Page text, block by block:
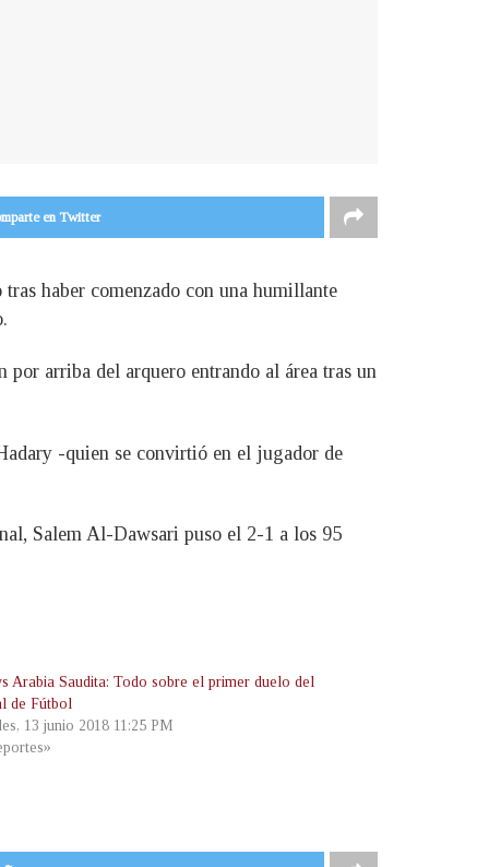
en Twitter
haber comenzado con una humillante
arriba del arquero entrando al área tras un
-quien se convirtió en el jugador de
Salem Al-Dawsari puso el 2-1 a los 95
Arabia Saudita: Todo sobre el primer duelo del
de Fútbol
13 junio 2018 11:25 PM